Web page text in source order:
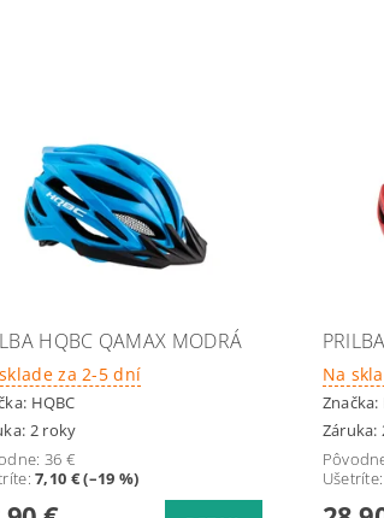
HQBC QAMAX MODRÁ
za 2-5 dní
HQBC
2 roky
36 €
:7,10 € (–19 %)
Na
Značka:
Záruka:
Ušetríte: